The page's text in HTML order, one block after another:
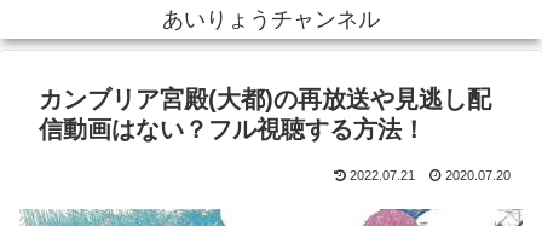
あいりょうチャンネル
カンブリア宮殿(大都)の再放送や見逃し配
信動画はない？フル視聴する方法！
2022.07.21 2020.07.20